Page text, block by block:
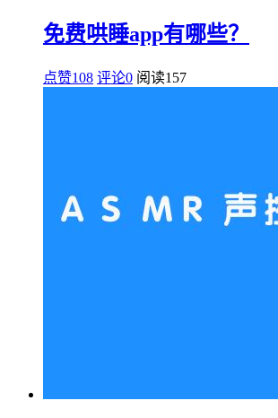
免费哄睡app有哪些？
点赞108 评论0 阅读157